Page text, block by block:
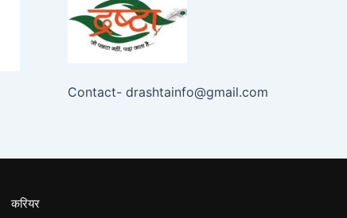
Contact- drashtainfo@gmail.com
करियर